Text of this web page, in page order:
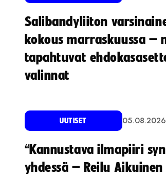
Salibandyliiton
kokous marraskuussa –
tapahtuvat
valinnat
UUTISET 05.08.2026
“Kannustava ilmapiiri
yhdessä – Reilu